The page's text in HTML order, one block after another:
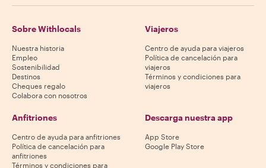
Sobre Withlocals
Nuestra historia
Empleo
Sostenibilidad
Destinos
Cheques regalo
Colabora con nosotros
Viajeros
Centro de ayuda para viajeros
Política de cancelación para
viajeros
Términos y condiciones para
viajeros
Anfitriones
Centro de ayuda para anfitriones
Política de cancelación para
anfitriones
Términos y condiciones para
Descarga nuestra app
App Store
Google Play Store